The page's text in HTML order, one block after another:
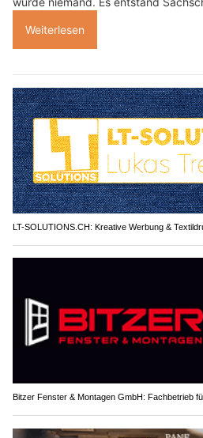
Weiterlesen
LT-SOLUTIONS.CH: Kreative Werbung &
Bitzer Fenster & Montagen GmbH: Fachbetrieb